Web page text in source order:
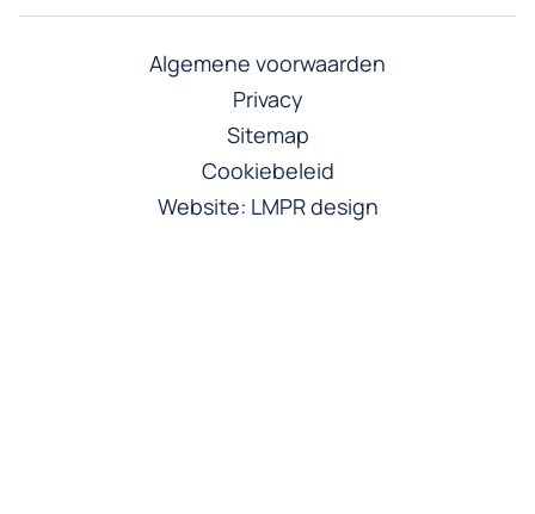
Algemene voorwaarden
Privacy
Sitemap
Cookiebeleid
Website: LMPR design